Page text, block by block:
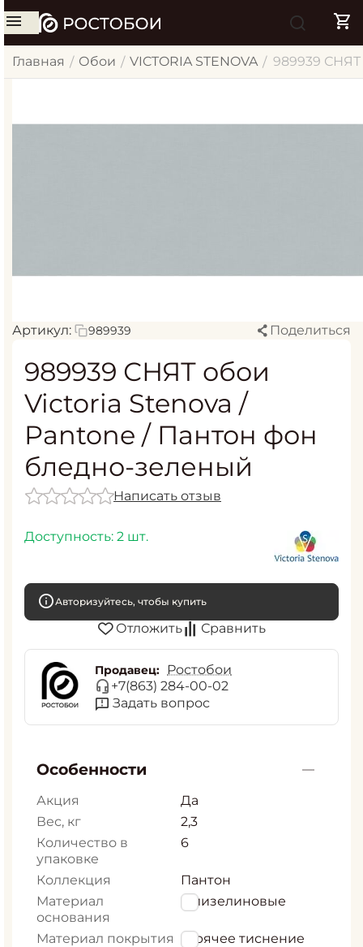
Главная / Обои / VICTORIA STENOVA / 989939
Артикул: 989939 Поделиться
989939 СНЯТ обои
Victoria Stenova /
Pantone / Пантон фон
бледно-зеленый
Написать отзыв
Доступность: 2 шт.
Авторизуйтесь, чтобы купить
Отложить Сравнить
Продавец:
Ростобои
+7(863) 284-00-02
Задать вопрос
Особенности
Акция
Да
Вес, кг
2,3
Количество в
упаковке
6
Коллекция
Пантон
Материал
основания
Флизелиновые
Материал покрытия Горячее тиснение